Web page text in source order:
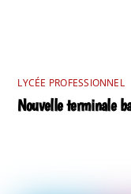
LYCÉE PROFESSIONNEL
Nouvelle terminale